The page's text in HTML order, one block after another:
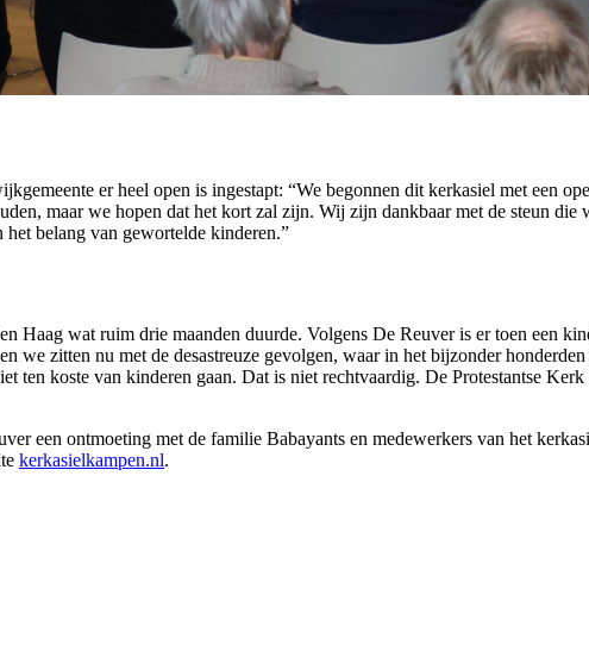
er heel open is ingestapt: “We begonnen dit kerkasiel met een
maar we hopen dat het kort zal zijn. Wij zijn dankbaar met de steun
belang van gewortelde kinderen.”
Haag wat ruim drie maanden duurde. Volgens De Reuver is er toen een
we zitten nu met de desastreuze gevolgen, waar in het bijzonder
ten koste van kinderen gaan. Dat is niet rechtvaardig. De Protestantse
een ontmoeting met de familie Babayants en medewerkers van het
kerkasielkampen.nl.